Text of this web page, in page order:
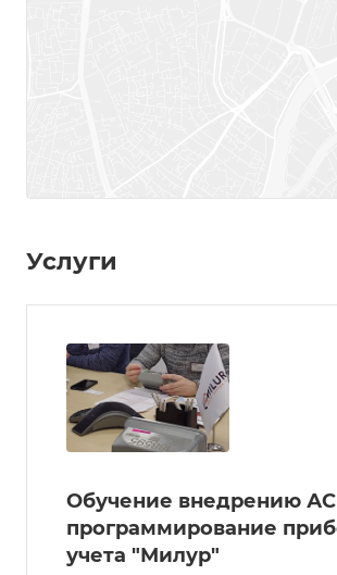
Услуги
Обучение внедрению
программирование
учета "Милур"